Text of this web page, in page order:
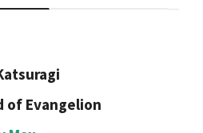
of Evangelion